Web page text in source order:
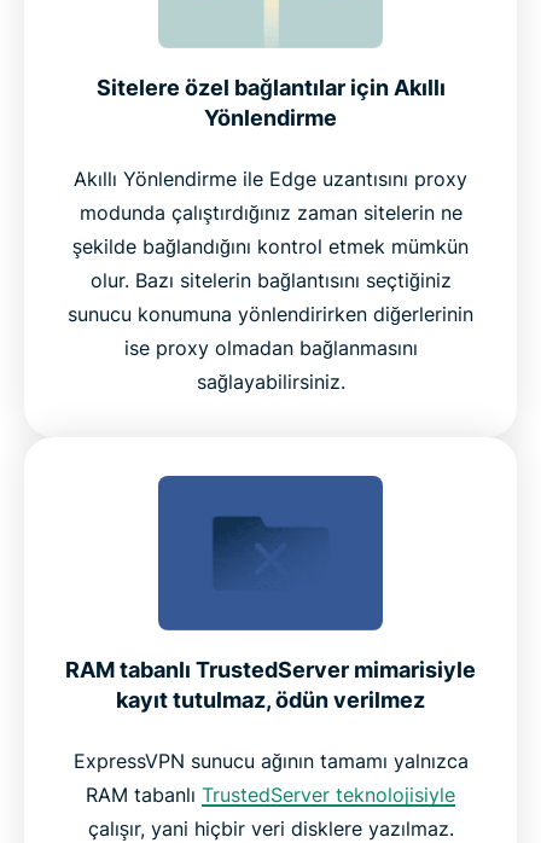
Sitelere özel bağlantılar için Akıllı
Yönlendirme
Akıllı Yönlendirme ile Edge uzantısını proxy
modunda çalıştırdığınız zaman sitelerin ne
şekilde bağlandığını kontrol etmek mümkün
olur. Bazı sitelerin bağlantısını seçtiğiniz
sunucu konumuna yönlendirirken diğerlerinin
ise proxy olmadan bağlanmasını
sağlayabilirsiniz.
RAM tabanlı TrustedServer mimarisiyle
kayıt tutulmaz, ödün verilmez
ExpressVPN sunucu ağının tamamı yalnızca
RAM tabanlı TrustedServer teknolojisiyle
çalışır, yani hiçbir veri disklere yazılmaz.